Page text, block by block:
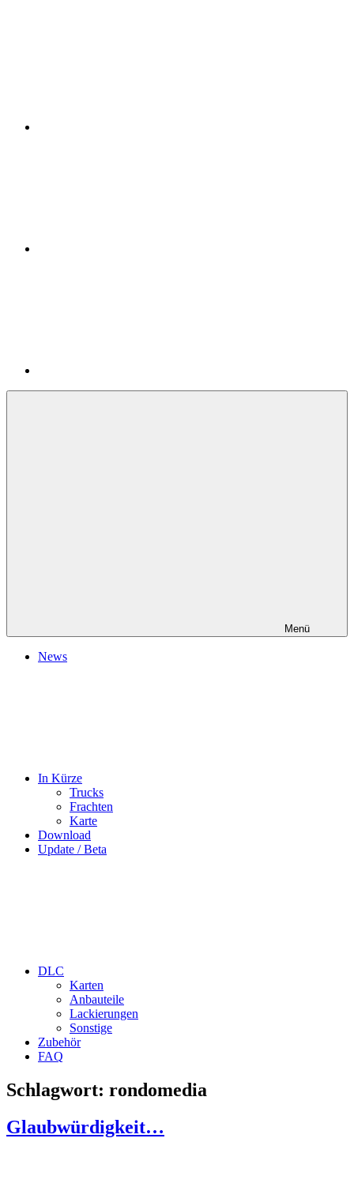
Menü
News
In Kürze
Trucks
Frachten
Karte
Download
Update / Beta
DLC
Karten
Anbauteile
Lackierungen
Sonstige
Zubehör
FAQ
Schlagwort: rondomedia
Glaubwürdigkeit…